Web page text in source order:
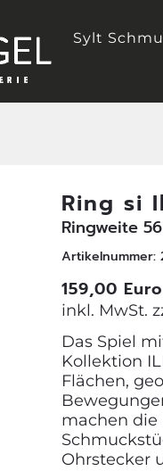
Sylt
Ring si
Ringweite 56
Artikelnummer:
159,00 Euro
inkl. MwSt.
Das Spiel
Kollektion
Flächen,
machen die
Ohrstecker